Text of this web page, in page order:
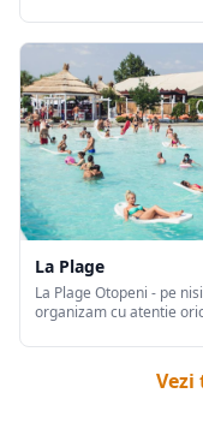
La Plage
La Plage Otopeni - pe
organizam cu atentie orice eveniment pentru momente unice ce vor
centru, plaja,